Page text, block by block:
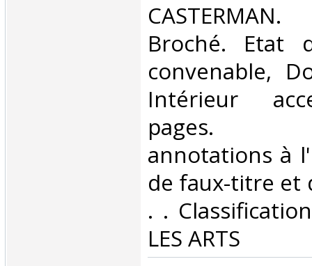
Broché. Etat
convenable,
Intérieur
pages.
annotations à
de faux-titre et
. .
LES ARTS‎